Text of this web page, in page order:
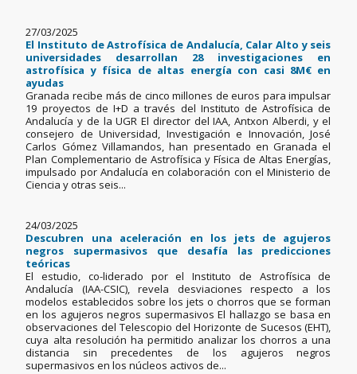
27/03/2025
El Instituto de Astrofísica de Andalucía, Calar Alto y seis
universidades desarrollan 28 investigaciones en
astrofísica y física de altas energía con casi 8M€ en
ayudas
Granada recibe más de cinco millones de euros para impulsar
19 proyectos de I+D a través del Instituto de Astrofísica de
Andalucía y de la UGR El director del IAA, Antxon Alberdi, y el
consejero de Universidad, Investigación e Innovación, José
Carlos Gómez Villamandos, han presentado en Granada el
Plan Complementario de Astrofísica y Física de Altas Energías,
impulsado por Andalucía en colaboración con el Ministerio de
Ciencia y otras seis...
24/03/2025
Descubren una aceleración en los jets de agujeros
negros supermasivos que desafía las predicciones
teóricas
El estudio, co-liderado por el Instituto de Astrofísica de
Andalucía (IAA-CSIC), revela desviaciones respecto a los
modelos establecidos sobre los jets o chorros que se forman
en los agujeros negros supermasivos El hallazgo se basa en
observaciones del Telescopio del Horizonte de Sucesos (EHT),
cuya alta resolución ha permitido analizar los chorros a una
distancia sin precedentes de los agujeros negros
supermasivos en los núcleos activos de...